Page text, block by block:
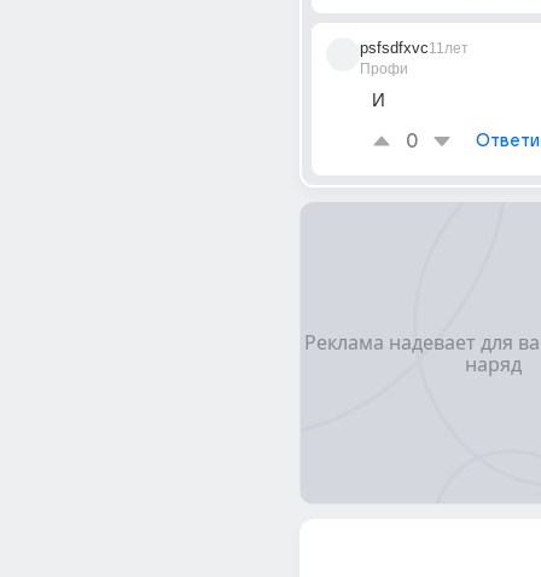
psfsdfxvc
Профи
11лет
И
0